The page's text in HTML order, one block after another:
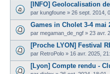
[INFO] Geolocalisation
par kungfoune » 26 sept. 2014,
Games in Cholet 3-4 mai
par megaman_de_ngf » 23 avr.
[Proche LYON] Festival
par RetroPolo » 16 avr. 2025,
[Lyon] Compte rendu -